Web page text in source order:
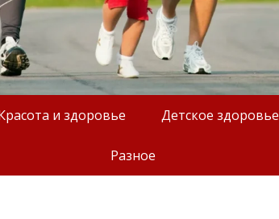
и здоровье Детское здоровье
Разное